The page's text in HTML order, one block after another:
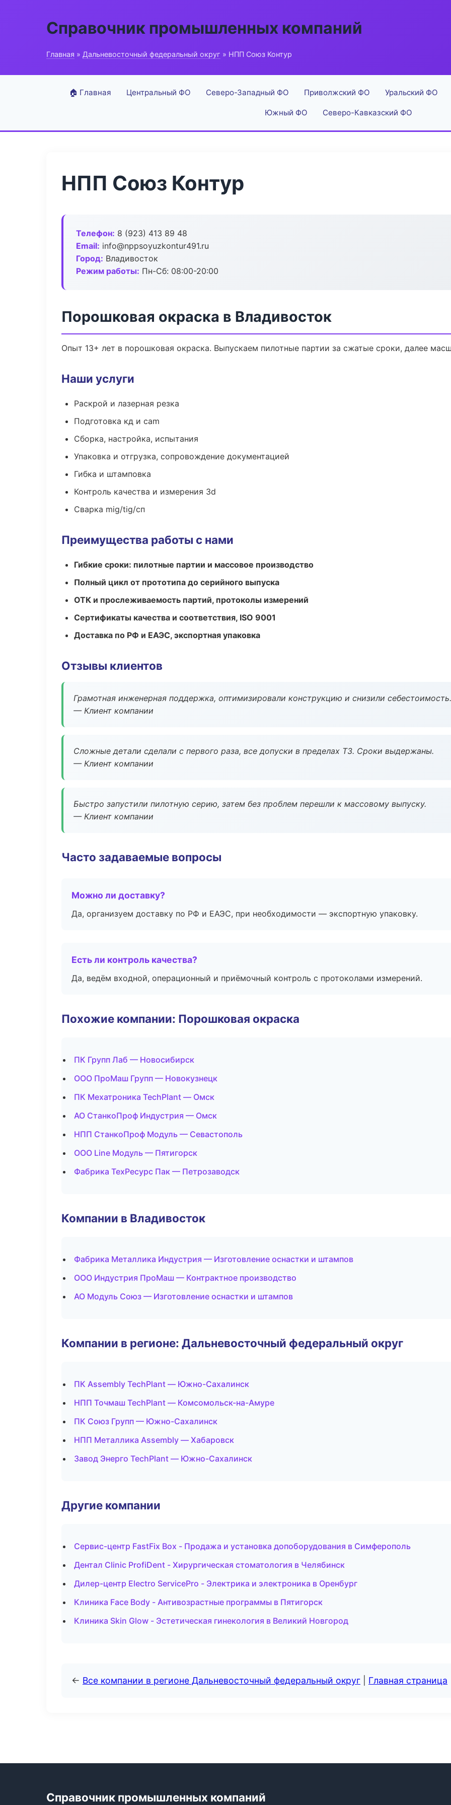
Справочник промышленных компаний
Главная » Дальневосточный федеральный округ » НПП Союз Контур
🏠 Главная Центральный ФО Северо-Западный ФО Приволжский ФО Уральский ФО
Южный ФО Северо-Кавказский ФО
НПП Союз Контур
Телефон: 8 (923) 413 89 48
Email: info@nppsoyuzkontur491.ru
Город: Владивосток
Режим работы: Пн-Сб: 08:00-20:00
Порошковая окраска в Владивосток
Опыт 13+ лет в порошковая окраска. Выпускаем пилотные партии за сжатые сроки, далее
Наши услуги
Раскрой и лазерная резка
Подготовка кд и cam
Сборка, настройка, испытания
Упаковка и отгрузка, сопровождение документацией
Гибка и штамповка
Контроль качества и измерения 3d
Сварка mig/tig/сп
Преимущества работы с нами
Гибкие сроки: пилотные партии и массовое производство
Полный цикл от прототипа до серийного выпуска
ОТК и прослеживаемость партий, протоколы измерений
Сертификаты качества и соответствия, ISO 9001
Доставка по РФ и ЕАЭС, экспортная упаковка
Отзывы клиентов
Грамотная инженерная поддержка, оптимизировали конструкцию и снизили себестоимость.
— Клиент компании
Сложные детали сделали с первого раза, все допуски в пределах ТЗ. Сроки выдержаны.
— Клиент компании
Быстро запустили пилотную серию, затем без проблем перешли к массовому выпуску.
— Клиент компании
Часто задаваемые вопросы
Можно ли доставку?
Да, организуем доставку по РФ и ЕАЭС, при необходимости — экспортную упаковку.
Есть ли контроль качества?
Да, ведём входной, операционный и приёмочный контроль с протоколами измерений.
Похожие компании: Порошковая окраска
ПК Групп Лаб — Новосибирск
ООО ПроМаш Групп — Новокузнецк
ПК Мехатроника TechPlant — Омск
АО СтанкоПроф Индустрия — Омск
НПП СтанкоПроф Модуль — Севастополь
ООО Line Модуль — Пятигорск
Фабрика ТехРесурс Пак — Петрозаводск
Компании в Владивосток
Фабрика Металлика Индустрия — Изготовление оснастки и штампов
ООО Индустрия ПроМаш — Контрактное производство
АО Модуль Союз — Изготовление оснастки и штампов
Компании в регионе: Дальневосточный федеральный округ
ПК Assembly TechPlant — Южно-Сахалинск
НПП Точмаш TechPlant — Комсомольск-на-Амуре
ПК Союз Групп — Южно-Сахалинск
НПП Металлика Assembly — Хабаровск
Завод Энерго TechPlant — Южно-Сахалинск
Другие компании
Сервис-центр FastFix Box - Продажа и установка допоборудования в Симферополь
Дентал Clinic ProfiDent - Хирургическая стоматология в Челябинск
Дилер-центр Electro ServicePro - Электрика и электроника в Оренбург
Клиника Face Body - Антивозрастные программы в Пятигорск
Клиника Skin Glow - Эстетическая гинекология в Великий Новгород
← Все компании в регионе Дальневосточный федеральный округ Главная страница
Справочник промышленных компаний